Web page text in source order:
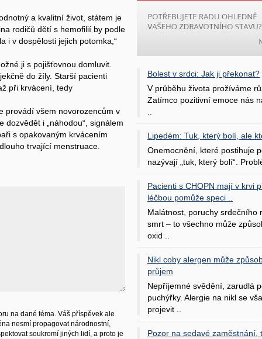
a kvalitní život, státem je
rodičů dětí s hemofilií by podle
i v dospělosti jejich potomka,“
ji s pojišťovnou domluvit.
do žíly. Starší pacienti
při krvácení, tedy
provádí všem novorozencům v
i „náhodou“, signálem
s opakovaným krvácením
trvající menstruace.
na dané téma. Váš příspěvek ale
nesmí propagovat národnostní,
soukromí jiných lidí, a proto je
Bolest v srdci: Jak ji překonat?
V průběhu života prožíváme
Zatímco pozitivní emoce nás
Lipedém: Tuk, který bolí, ale
Onemocnění, které postihuje
nazývají „tuk, který bolí“.
Pacienti s CHOPN mají v krvi
léčbou pomůže speci ..
Malátnost, poruchy srdečního
smrt – to všechno může
oxid ..
Nikl coby alergen může
průjem
Nepříjemné svědění, zarudlá
puchýřky. Alergie na nikl se
projevit ..
Pozor na sedavé zaměstnání,